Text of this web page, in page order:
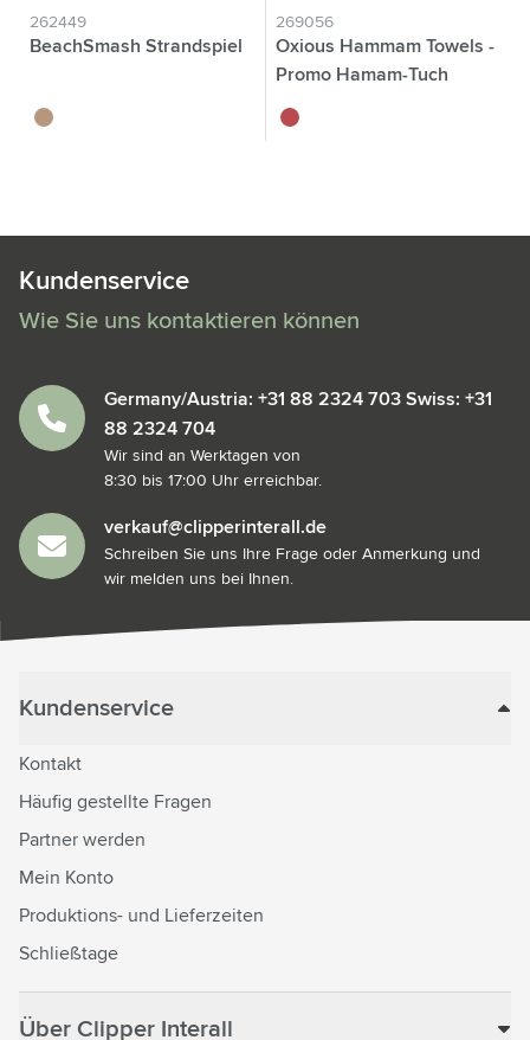
262449
BeachSmash Strandspiel
brun bois
269056
Oxious Hammam Towels -
Promo Hamam-Tuch
rouge
Kundenservice
Wie Sie uns kontaktieren können
Germany/Austria: +31 88 2324 703 Swiss: +31
88 2324 704
Wir sind an Werktagen von
8:30 bis 17:00 Uhr erreichbar.
verkauf@clipperinterall.de
Schreiben Sie uns Ihre Frage oder Anmerkung und
wir melden uns bei Ihnen.
Kundenservice
Kontakt
Häufig gestellte Fragen
Partner werden
Mein Konto
Produktions- und Lieferzeiten
Schließtage
Über Clipper Interall